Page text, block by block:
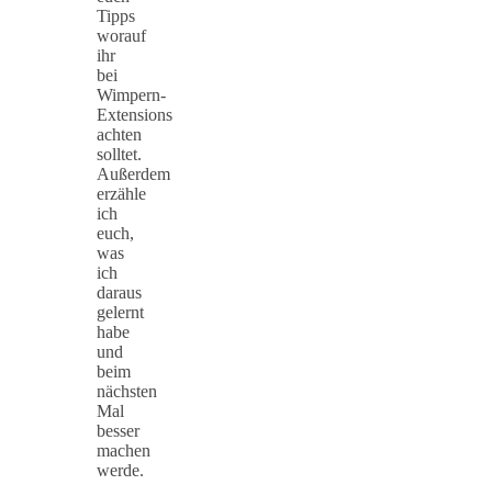
Tipps
worauf
ihr
bei
Wimpern-
Extensions
achten
solltet.
Außerdem
erzähle
ich
euch,
was
ich
daraus
gelernt
habe
und
beim
nächsten
Mal
besser
machen
werde.